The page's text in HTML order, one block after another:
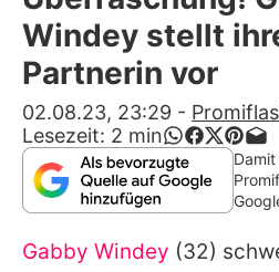
Alle Themen auf
App
Team
Redaktionelle
Windey stellt
Partnerin vor
02.08.23, 23:29 -
Lesezeit: 2 min
Gabby Windey (32)